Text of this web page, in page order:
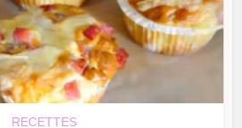
RECETTES